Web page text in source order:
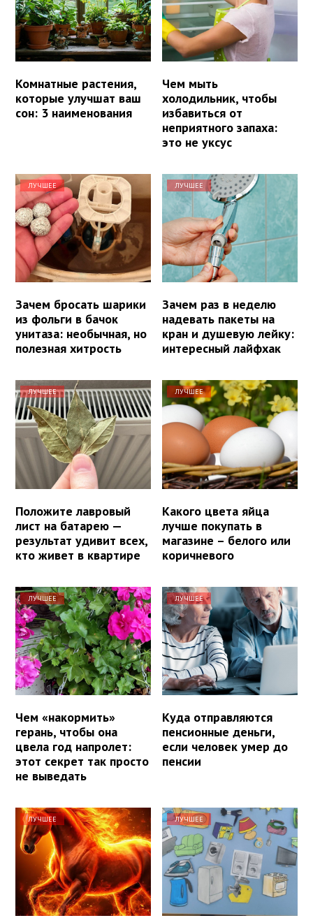
Комнатные растения,
которые улучшат ваш
сон: 3 наименования
Чем мыть
холодильник, чтобы
избавиться от
неприятного запаха:
это не уксус
ЛУЧШЕЕ
Зачем бросать шарики
из фольги в бачок
унитаза: необычная, но
полезная хитрость
ЛУЧШЕЕ
Зачем раз в неделю
надевать пакеты на
кран и душевую лейку:
интересный лайфхак
ЛУЧШЕЕ
Положите лавровый
лист на батарею —
результат удивит всех,
кто живет в квартире
ЛУЧШЕЕ
Какого цвета яйца
лучше покупать в
магазине – белого или
коричневого
ЛУЧШЕЕ
Чем «накормить»
герань, чтобы она
цвела год напролет:
этот секрет так просто
не выведать
ЛУЧШЕЕ
Куда отправляются
пенсионные деньги,
если человек умер до
пенсии
ЛУЧШЕЕ ЛУЧШЕЕ